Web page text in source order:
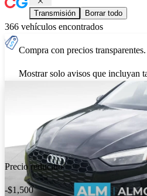
Transmisión Borrar todo
366 vehículos encontrados
Compra con precios transparentes.
Mostrar solo avisos que incluyan
Precio reducido
-$1,500